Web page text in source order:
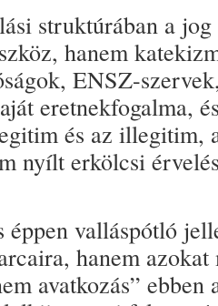
struktúrában a
hanem
ENSZ-
eretnekfogalma,
és az illegitim,
nyílt erkölcsi
éppen valláspótló
hanem
avatkozás” ebben